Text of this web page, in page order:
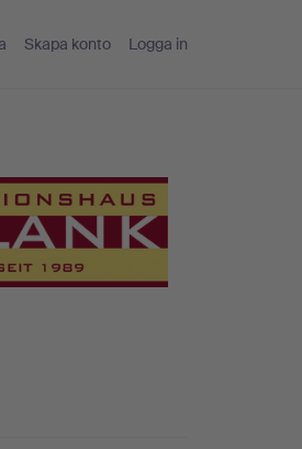
Skapa konto Logga in